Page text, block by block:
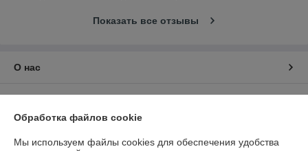
Показать все отзывы
О нас
Обработка файлов cookie
Мы используем файлы cookies для обеспечения удобства